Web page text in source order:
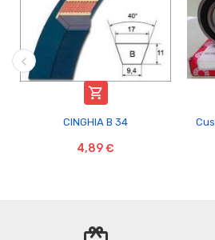

CINGHIA B 34
4,89 €